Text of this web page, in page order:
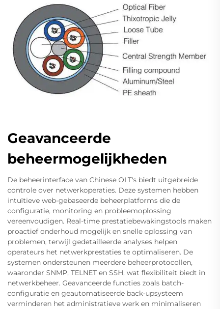
Geavanceerde
beheermogelijkheden
De beheerinterface van Chinese OLT's biedt uitgebreide
controle over netwerkoperaties. Deze systemen hebben
intuïtieve web-gebaseerde beheerplatforms die de
configuratie, monitoring en probleemoplossing
vereenvoudigen. Real-time prestatiebewakingstools maken
proactief onderhoud mogelijk en snelle oplossing van
problemen, terwijl gedetailleerde analyses helpen
operateurs het netwerkprestaties te optimaliseren. De
systemen ondersteunen meerdere beheerprotocollen,
waaronder SNMP, TELNET en SSH, wat flexibiliteit biedt in
netwerkbeheer. Geavanceerde functies zoals batch-
configuratie en geautomatiseerde back-upsysteem
verminderen het administratieve werk en minimaliseren